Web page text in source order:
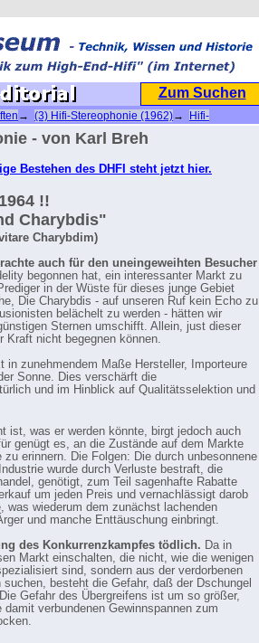
Zum Suchen
→ (3) Hifi-Stereophonie (1962)→
Hifi-
- von Karl Breh
Bestehen des DHFI steht jetzt hier.
!!
Charybdis"
Charybdim)
auch für den uneingeweihten Besucher
begonnen hat, ein interessanter Markt zu
in der Wüste für dieses junge Gebiet
Die Charybdis - auf unseren Ruf kein Echo zu
belächelt zu werden - hätten wir
Sternen umschifft. Allein, just dieser
Kraft nicht begegnen können.
in zunehmendem Maße Hersteller, Importeure
Sonne. Dies verschärft die
und im Hinblick auf Qualitätsselektion und
ist, was er werden könnte, birgt jedoch auch
genügt es, an die Zustände auf dem Markte
erinnern. Die Folgen: Die durch unbesonnene
wurde durch Verluste bestraft, die
genötigt, zum Teil sagenhafte Rabatte
um jeden Preis und vernachlässigt darob
was wiederum dem zunächst lachenden
und manche Enttäuschung einbringt.
des Konkurrenzkampfes tödlich. Da in
Markt einschalten, die nicht, wie die wenigen
sind, sondern aus der verdorbenen
besteht die Gefahr, daß der Dschungel
Gefahr des Übergreifens ist um so größer,
verbundenen Gewinnspannen zum